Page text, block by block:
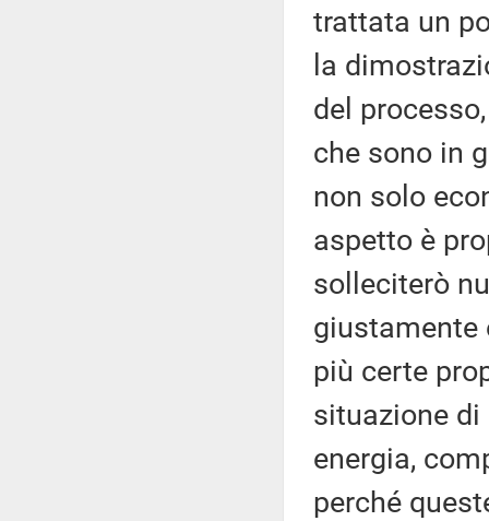
trattata un
la
del
che sono in
non solo
aspetto è
solleciterò
giustamente
più certe
situazione di
energia,
perché